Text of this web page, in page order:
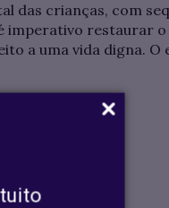
das crianças, com
imperativo restaurar
a uma vida digna. O